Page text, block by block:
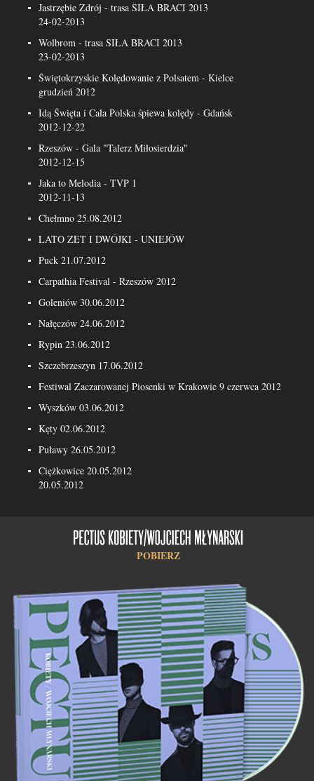
Jastrzębie Zdrój - trasa SIŁA BRACI 2013
24-02-2013
Wolbrom - trasa SIŁA BRACI 2013
23-02-2013
Świętokrzyskie Kolędowanie z Polsatem - Kielce
grudzień 2012
Idą Święta i Cała Polska śpiewa kolędy - Gdańsk
2012-12-22
Rzeszów - Gala "Talerz Miłosierdzia"
2012-12-15
Jaka to Melodia - TVP 1
2012-11-13
Chełmno 25.08.2012
LATO ZET I DWÓJKI - UNIEJÓW
Puck 21.07.2012
Carpathia Festival - Rzeszów 2012
Goleniów 30.06.2012
Nałęczów 24.06.2012
Rypin 23.06.2012
Szczebrzeszyn 17.06.2012
Festiwal Zaczarowanej Piosenki w Krakowie 9 czerwca 2012
Wyszków 03.06.2012
Kęty 02.06.2012
Puławy 26.05.2012
Ciężkowice 20.05.2012
20.05.2012
POBIERZ